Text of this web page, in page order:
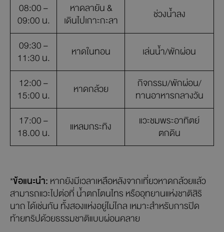
08:00 –
09:00 น.
หาดลายัน &
เดินไปเกาะกะลา
ช่วงน้ำลง
09:30 –
11:30 น.
หาดในทอน เล่นน้ำ/พักผ่อน
12:00 –
15:00 น.
หาดกล้วย
กิจกรรม/พักผ่อน/
ทานอาหารกลางวัน
17:00 –
18.00 น.
แหลมกระทิง
แวะชมพระอาทิตย์
ตกดิน
*ข้อแนะนำ: หากยังมีเวลาเหลือหลังจากเที่ยวหาดกล้วยแล้ว
สามารถแวะไปต่อที่ น้ำตกโตนไทร หรืออุทยานแห่งชาติสิริ
นาถ ได้เช่นกัน ทั้งสองแห่งอยู่ไม่ไกล เหมาะสำหรับการปิด
ท้ายทริปด้วยธรรมชาติแบบผ่อนคลาย